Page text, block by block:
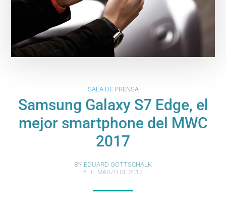
SALA DE PRENSA
Samsung Galaxy S7 Edge, el
mejor smartphone del MWC
2017
BY EDUARD GOTTSCHALK
6 DE MARZO DE 2017